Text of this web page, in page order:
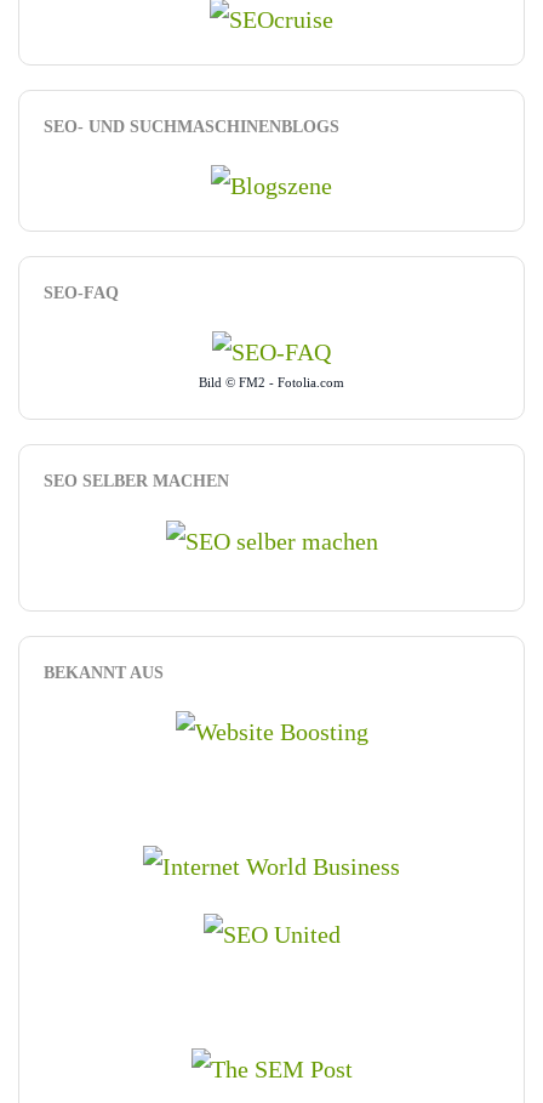
SEO- UND SUCHMASCHINENBLOGS
SEO-FAQ
Bild © FM2 - Fotolia.com
SEO SELBER MACHEN
BEKANNT AUS